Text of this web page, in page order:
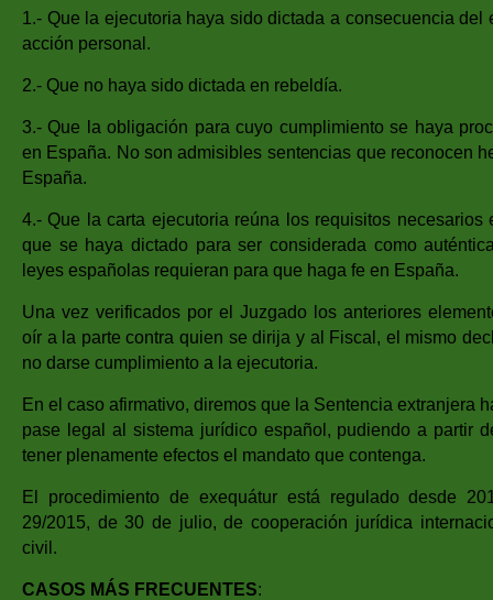
1.- Que la ejecutoria haya sido dictada a consecuencia del
acción personal.
2.- Que no haya sido dictada en rebeldía.
3.- Que la obligación para cuyo cumplimiento se haya
en España. No son admisibles sentencias que reconocen
España.
4.- Que la carta ejecutoria reúna los requisitos necesarios
que se haya dictado para ser considerada como
leyes españolas requieran para que haga fe en España.
Una vez verificados por el Juzgado los anteriores
oír a la parte contra quien se dirija y al Fiscal, el mismo
no darse cumplimiento a la ejecutoria.
En el caso afirmativo, diremos que la Sentencia extranjera
pase legal al sistema jurídico español, pudiendo a partir
tener plenamente efectos el mandato que contenga.
El procedimiento de exequátur está regulado desde
29/2015, de 30 de julio, de cooperación jurídica
civil.
CASOS MÁS FRECUENTES: